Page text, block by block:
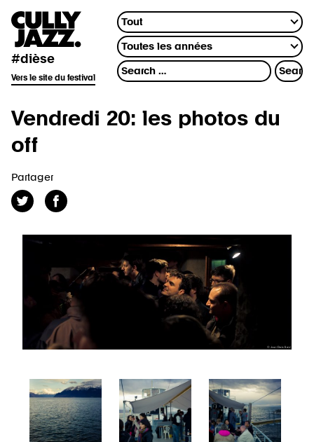
#dièse
Vers le site du festival
Vendredi 20: les photos du
off
Partager